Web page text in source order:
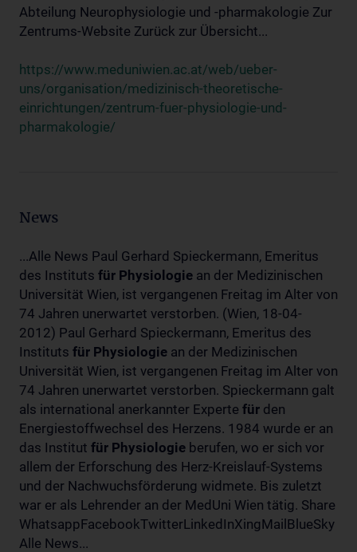
Abteilung Neurophysiologie und -pharmakologie Zur
Zentrums-Website Zurück zur Übersicht...
https://www.meduniwien.ac.at/web/ueber-
uns/organisation/medizinisch-theoretische-
einrichtungen/zentrum-fuer-physiologie-und-
pharmakologie/
News
...Alle News Paul Gerhard Spieckermann, Emeritus
des Instituts für Physiologie an der Medizinischen
Universität Wien, ist vergangenen Freitag im Alter von
74 Jahren unerwartet verstorben. (Wien, 18-04-
2012) Paul Gerhard Spieckermann, Emeritus des
Instituts für Physiologie an der Medizinischen
Universität Wien, ist vergangenen Freitag im Alter von
74 Jahren unerwartet verstorben. Spieckermann galt
als international anerkannter Experte für den
Energiestoffwechsel des Herzens. 1984 wurde er an
das Institut für Physiologie berufen, wo er sich vor
allem der Erforschung des Herz-Kreislauf-Systems
und der Nachwuchsförderung widmete. Bis zuletzt
war er als Lehrender an der MedUni Wien tätig. Share
WhatsappFacebookTwitterLinkedInXingMailBlueSky
Alle News...